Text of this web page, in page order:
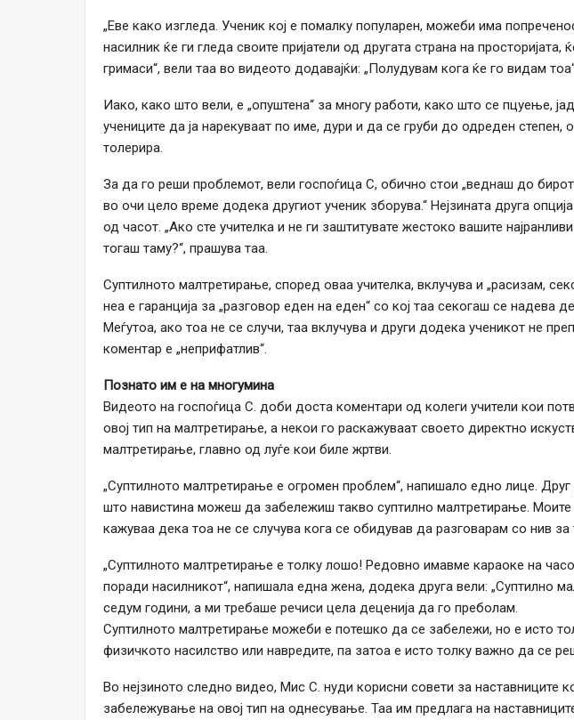
„Еве како изгледа. Ученик кој е помалку популарен, можеби има
насилник ќе ги гледа своите пријатели од другата страна на просторијата,
гримаси“, вели таа во видеото додавајќи: „Полудувам кога ќе го видам
Иако, како што вели, е „опуштена“ за многу работи, како што се пцуење,
учениците да ја нарекуваат по име, дури и да се груби до одреден степен,
толерира.
За да го реши проблемот, вели госпоѓица С, обично стои „веднаш до
во очи цело време додека другиот ученик зборува.“ Нејзината друга
од часот. „Ако сте учителка и не ги заштитувате жестоко вашите
тогаш таму?“, прашува таа.
Суптилното малтретирање, според оваа учителка, вклучува и „расизам,
неа е гаранција за „разговор еден на еден“ со кој таа секогаш се надева
Меѓутоа, ако тоа не се случи, таа вклучува и други додека ученикот не
коментар е „неприфатлив“.
Познато им е на многумина
Видеото на госпоѓица С. доби доста коментари од колеги учители кои
овој тип на малтретирање, а некои го раскажуваат своето директно
малтретирање, главно од луѓе кои биле жртви.
„Суптилното малтретирање е огромен проблем“, напишало едно лице.
што навистина можеш да забележиш такво суптилно малтретирање. Моите
кажуваа дека тоа не се случува кога се обидував да разговарам со нив за
„Суптилното малтретирање е толку лошо! Редовно имавме караоке на
поради насилникот“, напишала една жена, додека друга вели: „Суптилно
седум години, а ми требаше речиси цела деценија да го преболам.
Суптилното малтретирање можеби е потешко да се забележи, но е исто
физичкото насилство или навредите, па затоа е исто толку важно да се
Во нејзиното следно видео, Мис С. нуди корисни совети за наставниците
забележување на овој тип на однесување. Таа им предлага на